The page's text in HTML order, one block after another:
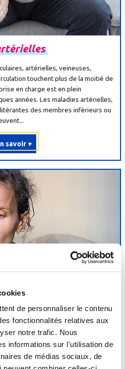
de personnaliser le contenu
fonctionnalités relatives aux
notre trafic. Nous
informations sur l'utilisation de
de médias sociaux, de
artérielles, veineuses,
touchent plus de la moitié de
en charge est en plein
années. Les maladies artérielles,
des membres inférieurs ou
savoir +
est reconnue dans le
au stress comme le trouble
modérée réactionnelle, le burn-
la fibromyalgie, les troubles du
en charge de l’addiction aux